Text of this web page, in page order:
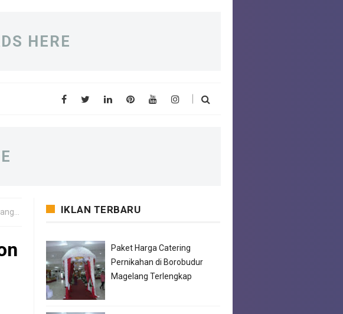
HERE
Per M2 IKLAN TERBARU
Paket Harga Catering
Pernikahan di Borobudur
Magelang Terlengkap